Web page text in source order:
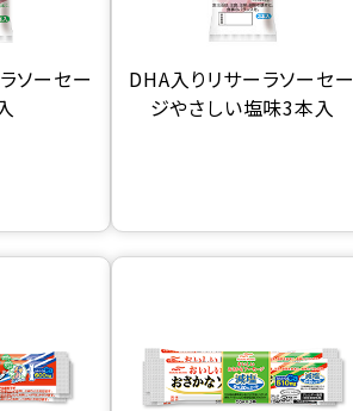
ソーセー
DHA入りリサーラソーセー
ジやさしい塩味3本入